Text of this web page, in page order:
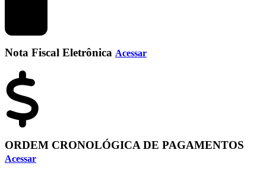
Nota Fiscal Eletrônica Acessar
ORDEM CRONOLÓGICA DE PAGAMENTOS
Acessar